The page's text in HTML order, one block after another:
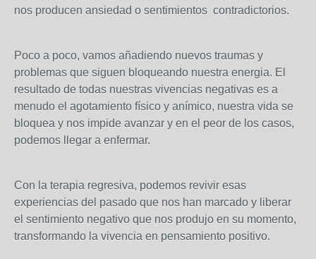
nos producen ansiedad o sentimientos contradictorios.
Poco a poco, vamos añadiendo nuevos traumas y
problemas que siguen bloqueando nuestra energia. El
resultado de todas nuestras vivencias negativas es a
menudo el agotamiento físico y anímico, nuestra vida se
bloquea y nos impide avanzar y en el peor de los casos,
podemos llegar a enfermar.
Con la terapia regresiva, podemos revivir esas
experiencias del pasado que nos han marcado y liberar
el sentimiento negativo que nos produjo en su momento,
transformando la vivencia en pensamiento positivo.